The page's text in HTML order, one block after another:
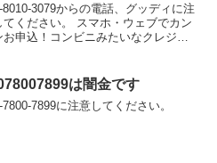
8010-3079からの電話、グッディに注
てください。 スマホ・ウェブでカン
お申込！コンビニみたいなクレジッ
、一度個人情報を入手してしまった
後で...
は闇金です
7800-7899に注意してください。